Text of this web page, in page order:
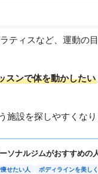
ティスなど、運動の
スンで体を動かしたい
施設を探しやすくなり
ソナルジムがおすすめの
せたい人 ボディラインを美し